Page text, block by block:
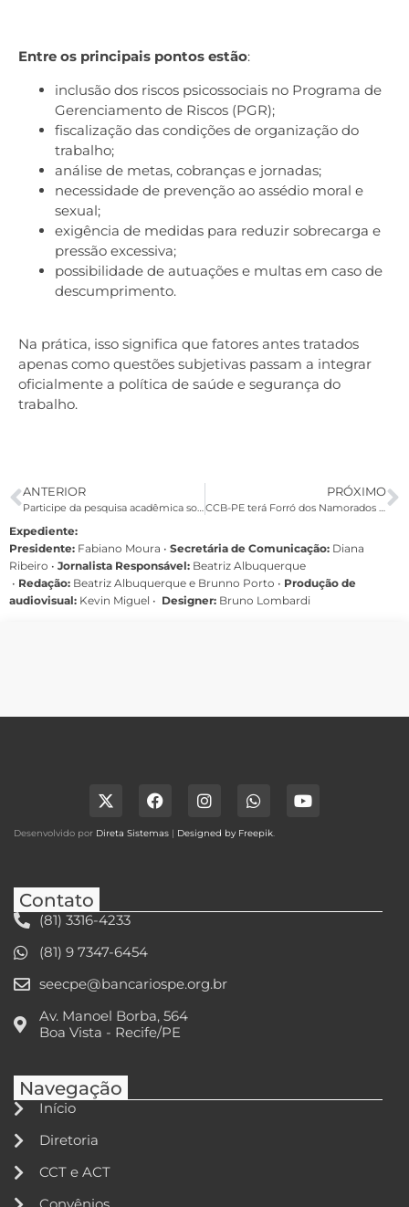
Entre os principais pontos estão:
inclusão dos riscos psicossociais no Programa de
Gerenciamento de Riscos (PGR);
fiscalização das condições de organização do
trabalho;
análise de metas, cobranças e jornadas;
necessidade de prevenção ao assédio moral e
sexual;
exigência de medidas para reduzir sobrecarga e
pressão excessiva;
possibilidade de autuações e multas em caso de
descumprimento.
Na prática, isso significa que fatores antes tratados
apenas como questões subjetivas passam a integrar
oficialmente a política de saúde e segurança do
trabalho.
ANTERIOR PRÓXIMO
Expediente:
Presidente: Fabiano Moura • Secretária de Comunicação: Diana
Ribeiro • Jornalista Responsável: Beatriz Albuquerque
• Redação: Beatriz Albuquerque e Brunno Porto • Produção de
audiovisual: Kevin Miguel • Designer: Bruno Lombardi
Desenvolvido por Direta Sistemas | Designed by Freepik.
Contato
(81) 3316-4233
(81) 9 7347-6454
seecpe@bancariospe.org.br
Av. Manoel Borba, 564
Boa Vista - Recife/PE
Navegação
Início
Diretoria
CCT e ACT